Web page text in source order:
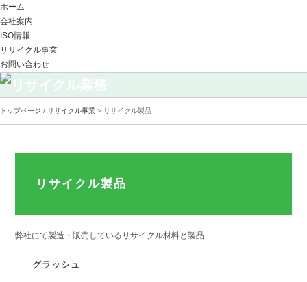
ホーム
会社案内
ISO情報
リサイクル事業
お問い合わせ
トップページ / リサイクル事業 > リサイクル製品
リサイクル製品
弊社にて製造・販売しているリサイクル材料と製品
グラッシュ